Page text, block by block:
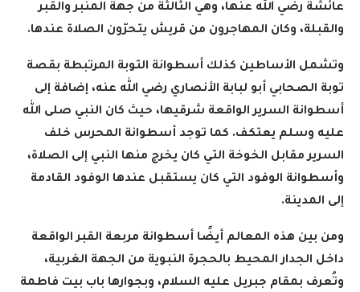
عائشة رضي الله عنها، وهي الثالثة من جهة المنبر والقبر
والقبلة، وكان المهاجرون من قريش يتحرّون الصلاة عندها.
وتشمل الأساطين كذلك أسطوانة التوبة المرتبطة بقصة
توبة الصحابي أبو لبابة الأنصاري رضي الله عنه، إضافة إلى
أسطوانة السرير الواقعة شرقيها، حيث كان النبي صلى الله
عليه وسلم يعتكف. كما توجد أسطوانة المحرس خلف
السرير مقابل الخوخة التي كان يخرج منها النبي إلى الصلاة،
وأسطوانة الوفود التي كان يستقبل عندها الوفود القادمة
إلى المدينة.
ومن بين هذه المعالم أيضًا أسطوانة مربعة القبر الواقعة
داخل الجدار المحيط بالحجرة النبوية من الجهة الغربية،
وتُعرف بمقام جبريل عليه السلام، وبجوارها باب بيت فاطمة